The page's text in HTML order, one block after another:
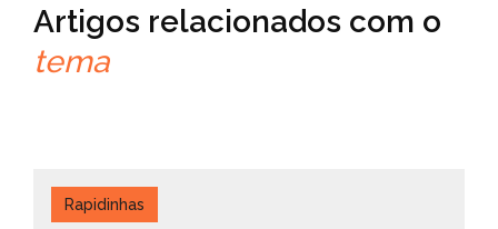
Artigos relacionados com o
tema
Rapidinhas